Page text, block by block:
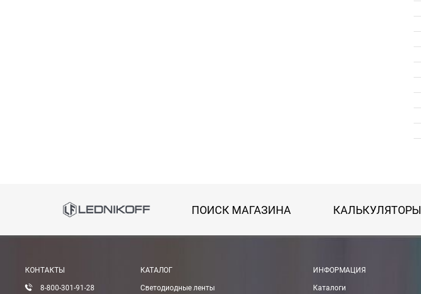
АКСЕССУАРЫ
Загрузка товаров
ПОИСК МАГАЗИНА КАЛЬКУЛЯТОРЫ
КОНТАКТЫ
8-800-301-91-28
КАТАЛОГ
Светодиодные ленты
ИНФОРМАЦИЯ
Каталоги